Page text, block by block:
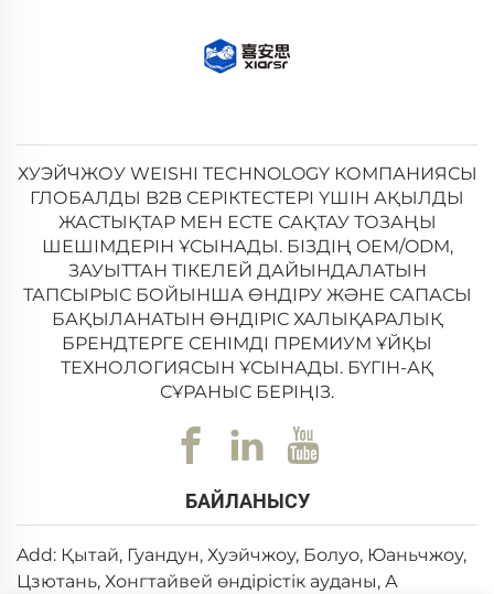
ХУЭЙЧЖОУ WEISHI TECHNOLOGY КОМПАНИЯСЫ
ГЛОБАЛДЫ B2B СЕРІКТЕСТЕРІ ҮШІН АҚЫЛДЫ
ЖАСТЫҚТАР МЕН ЕСТЕ САҚТАУ ТОЗАҢЫ
ШЕШІМДЕРІН ҰСЫНАДЫ. БІЗДІҢ OEM/ODM,
ЗАУЫТТАН ТІКЕЛЕЙ ДАЙЫНДАЛАТЫН
ТАПСЫРЫС БОЙЫНША ӨНДІРУ ЖӘНЕ САПАСЫ
БАҚЫЛАНАТЫН ӨНДІРІС ХАЛЫҚАРАЛЫҚ
БРЕНДТЕРГЕ СЕНІМДІ ПРЕМИУМ ҰЙҚЫ
ТЕХНОЛОГИЯСЫН ҰСЫНАДЫ. БҮГІН-АҚ
СҰРАНЫС БЕРІҢІЗ.
БАЙЛАНЫСУ
Add: Қытай, Гуандун, Хуэйчжоу, Болуо, Юаньчжоу,
Цзютань, Хонгтайвей өндірістік ауданы, А